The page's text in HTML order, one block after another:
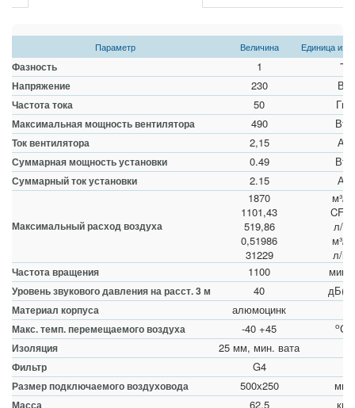
Параметр Величина Единица
Фазность 1 ˜
Напряжение 230 В
Частота тока 50 Гц
Максимальная мощность вентилятора 490 Вт
Ток вентилятора 2,15 А
Суммарная мощность установки 0.49 Вт
Суммарный ток установки 2.15 А
Максимальный расход воздуха
1870
1101,43
519,86
0,51986
31229
м³/ч
CFM
л/с
м³/c
л/м
Частота вращения 1100 мин
Уровень звукового давления на расст. 3 м 40 дБ(А)
Материал корпуса алюмоцинк
Макс. темп. перемещаемого воздуха -40 +45 оС
Изоляция 25 мм, мин. вата
Фильтр G4
Размер подключаемого воздуховода 500х250 мм
Масса 62.5 кг